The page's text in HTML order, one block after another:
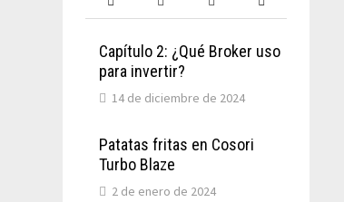
Capítulo 2: ¿Qué Broker uso
para invertir?
14 de diciembre de 2024
Patatas fritas en Cosori
Turbo Blaze
2 de enero de 2024